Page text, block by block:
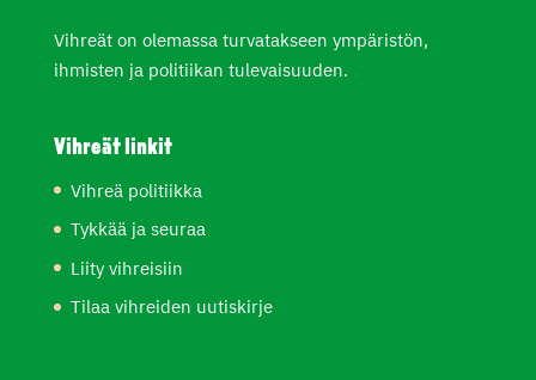
Vihreät on olemassa turvatakseen ympäristön,
ihmisten ja politiikan tulevaisuuden.
Vihreät linkit
Vihreä politiikka
Tykkää ja seuraa
Liity vihreisiin
Tilaa vihreiden uutiskirje